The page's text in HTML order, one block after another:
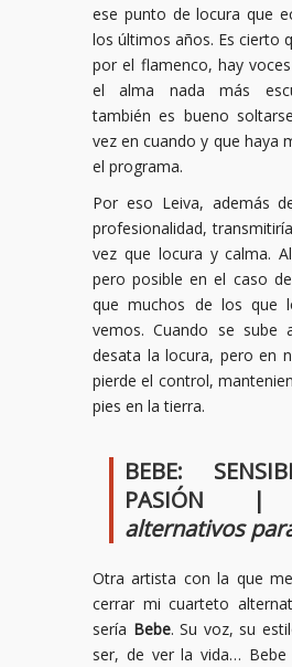
ese punto de locura que
los últimos años. Es cierto
por el flamenco, hay
el alma nada más
también es bueno
vez en cuando y que haya
el programa.
Por eso Leiva, además
profesionalidad,
vez que locura y calma.
pero posible en el caso
que muchos de los que
vemos. Cuando se sube
desata la locura, pero en
pierde el control,
pies en la tierra.
BEBE:
PASIÓN
alternativos
Otra artista con la que
cerrar mi cuarteto
sería Bebe. Su voz, su
ser, de ver la vida… Bebe